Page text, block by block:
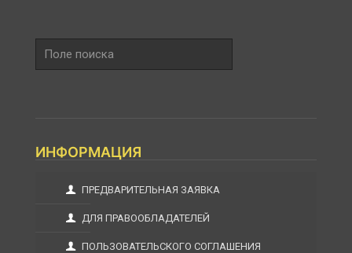
поиска
ИНФОРМАЦИЯ
ПРЕДВАРИТЕЛЬНАЯ ЗАЯВКА
ДЛЯ ПРАВООБЛАДАТЕЛЕЙ
ПОЛЬЗОВАТЕЛЬСКОГО СОГЛАШЕНИЯ